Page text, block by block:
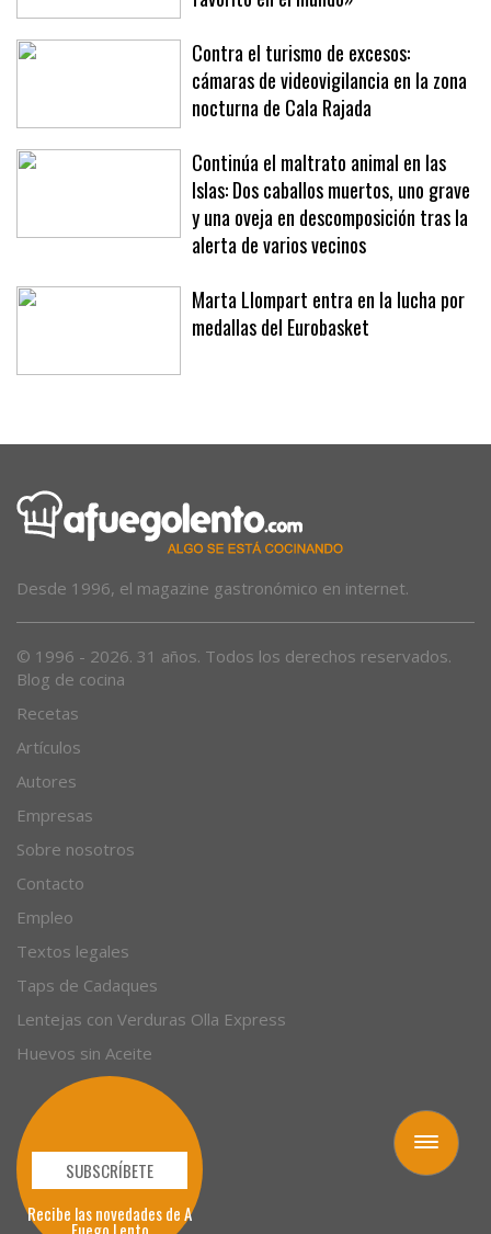
Toggle
navigation
Contra el turismo de excesos:
cámaras de videovigilancia en la zona
nocturna de Cala Rajada
Continúa el maltrato animal en las
Islas: Dos caballos muertos, uno grave
y una oveja en descomposición tras la
alerta de varios vecinos
Marta Llompart entra en la lucha por
medallas del Eurobasket
Desde 1996, el magazine gastronómico en internet.
© 1996 - 2026. 31 años. Todos los derechos reservados.
Blog de cocina
Recetas
Artículos
Autores
Empresas
Sobre nosotros
Contacto
Empleo
Textos legales
Taps de Cadaques
Lentejas con Verduras Olla Express
Huevos sin Aceite
SUBSCRÍBETE
Recibe las novedades de A